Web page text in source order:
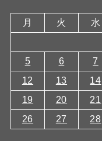
月
火 水
5
6 7
12
13 14
19
20 21
26
27 28